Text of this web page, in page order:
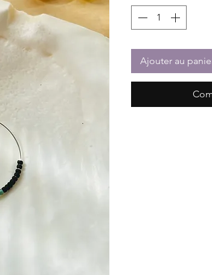
Ajouter au